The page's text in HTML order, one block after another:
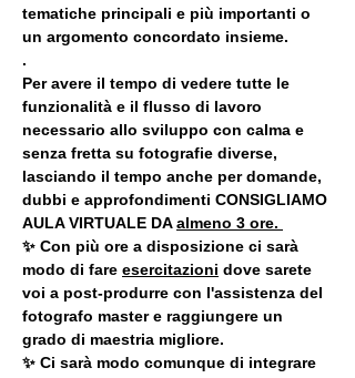
tematiche principali e più importanti o
un argomento concordato insieme.
.
Per avere il tempo di vedere tutte le
funzionalità e il flusso di lavoro
necessario allo sviluppo con calma e
senza fretta su fotografie diverse,
lasciando il tempo anche per domande,
dubbi e approfondimenti CONSIGLIAMO
AULA VIRTUALE DA almeno 3 ore.
✨ Con più ore a disposizione ci sarà
modo di fare esercitazioni dove sarete
voi a post-produrre con l'assistenza del
fotografo master e raggiungere un
grado di maestria migliore.
✨ Ci sarà modo comunque di integrare